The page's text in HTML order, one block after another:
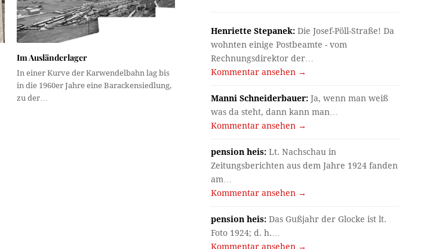
Im Ausländerlager
In einer Kurve der Karwendelbahn lag bis
in die 1960er Jahre eine Barackensiedlung,
zu der…
Henriette Stepanek: Die Josef-Pöll-Straße! Da
wohnten einige Postbeamte - vom
Rechnungsdirektor der…
Kommentar ansehen →
Manni Schneiderbauer: Ja, wenn man weiß
was da steht, dann kann man…
Kommentar ansehen →
pension heis: Lt. Nachschau in
Zeitungsberichten aus dem Jahre 1924 fanden
am…
Kommentar ansehen →
pension heis: Das Gußjahr der Glocke ist lt.
Foto 1924; d. h.…
Kommentar ansehen →